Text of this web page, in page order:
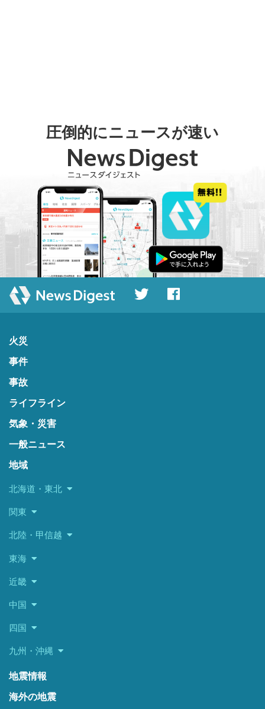
圧倒的にニュースが速い
火災
事件
事故
ライフライン
気象・災害
一般ニュース
地域
北海道・東北
関東
北陸・甲信越
東海
近畿
中国
四国
九州・沖縄
地震情報
海外の地震